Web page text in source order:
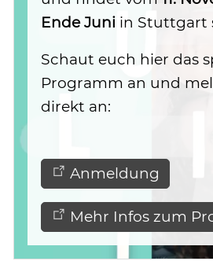
Ende Juni in Stuttgart
Schaut euch hier das
Programm an und
direkt an:
Anmeldung
Mehr Infos zum